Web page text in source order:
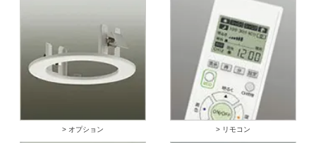
> オプション > リモコン